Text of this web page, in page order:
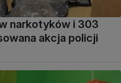
narkotyków i 303
akcja policji